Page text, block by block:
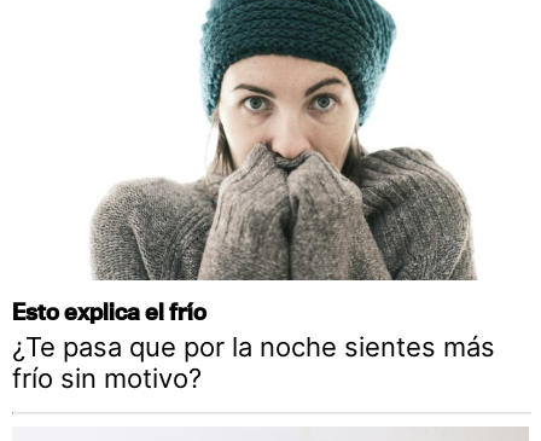
Esto explica el frío
¿Te pasa que por la noche sientes más
frío sin motivo?